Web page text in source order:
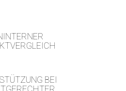
BEI